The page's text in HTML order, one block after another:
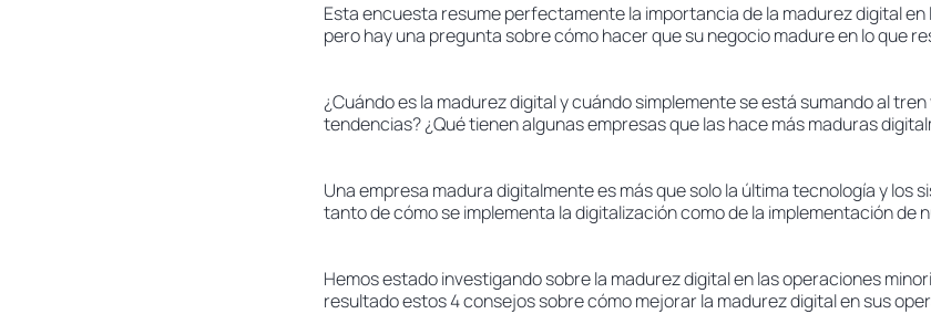
Esta encuesta resume perfectamente la importancia de la madurez digital
pero hay una pregunta sobre cómo hacer que su negocio madure en lo que
¿Cuándo es la madurez digital y cuándo simplemente se está sumando al
tendencias? ¿Qué tienen algunas empresas que las hace más maduras
Una empresa madura digitalmente es más que solo la última tecnología y los
tanto de cómo se implementa la digitalización como de la implementación de
Hemos estado investigando sobre la madurez digital en las operaciones
resultado estos 4 consejos sobre cómo mejorar la madurez digital en sus